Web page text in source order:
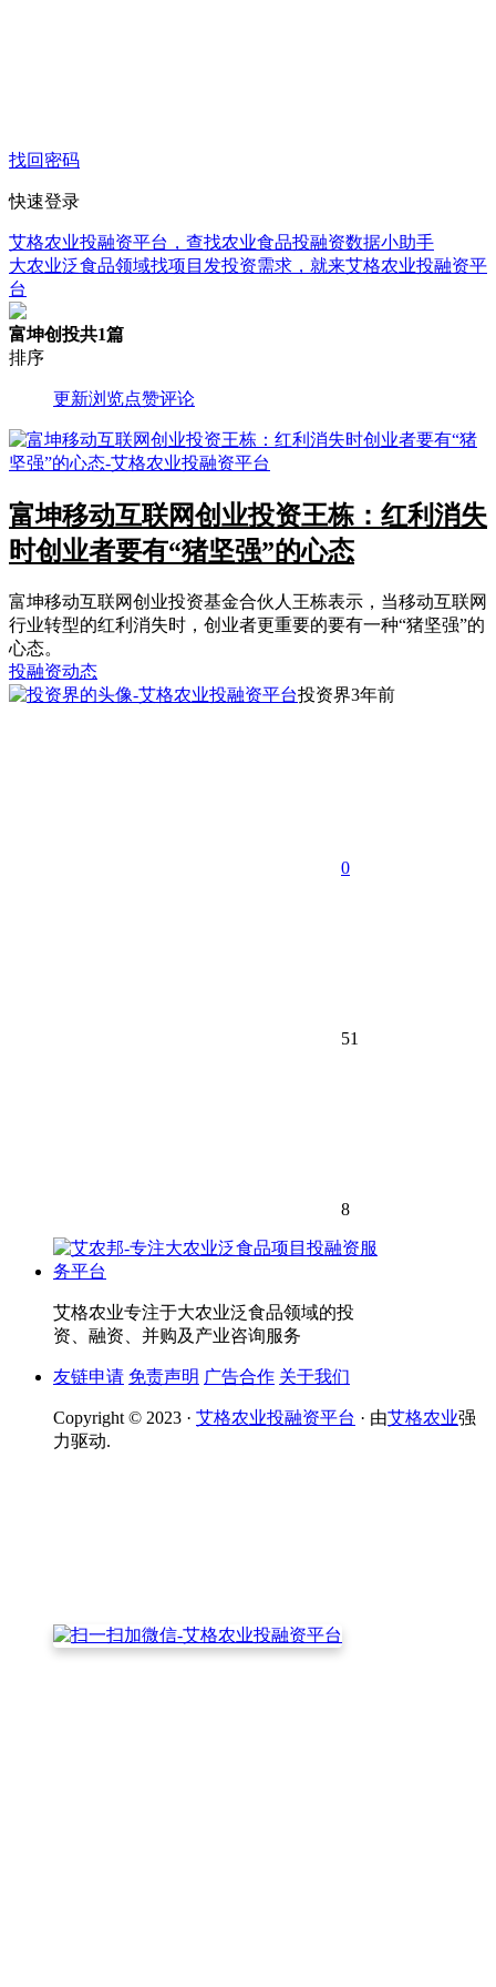
找回密码
快速登录
艾格农业投融资平台，查找农业食品投融资数据小助手
大农业泛食品领域找项目发投资需求，就来艾格农业投融资平
台
富坤创投共1篇
排序
更新浏览点赞评论
富坤移动互联网创业投资王栋：红利消失
时创业者要有“猪坚强”的心态
富坤移动互联网创业投资基金合伙人王栋表示，当移动互联网
行业转型的红利消失时，创业者更重要的要有一种“猪坚强”的
心态。
投融资动态
投资界3年前
0
51
8
艾格农业专注于大农业泛食品领域的投
资、融资、并购及产业咨询服务
友链申请 免责声明 广告合作 关于我们
Copyright © 2023 · 艾格农业投融资平台 · 由艾格农业强
力驱动.